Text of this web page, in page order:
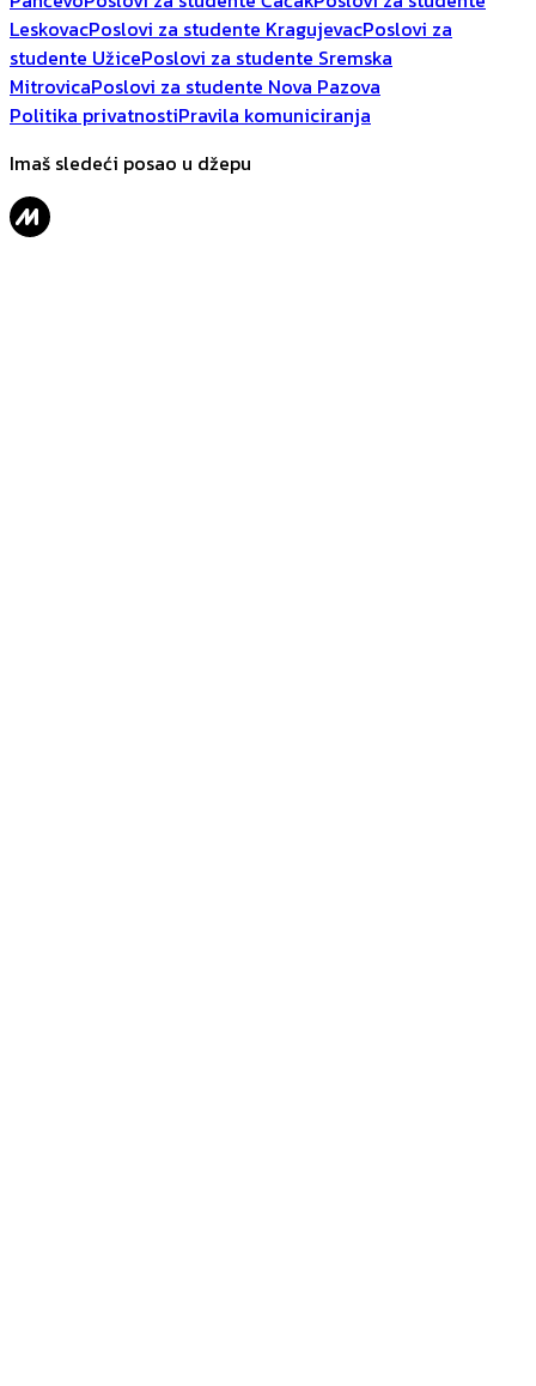
LeskovacPoslovi za studente KragujevacPoslovi za
studente UžicePoslovi za studente Sremska
MitrovicaPoslovi za studente Nova Pazova
Politika privatnostiPravila komuniciranja
Imaš sledeći posao u džepu